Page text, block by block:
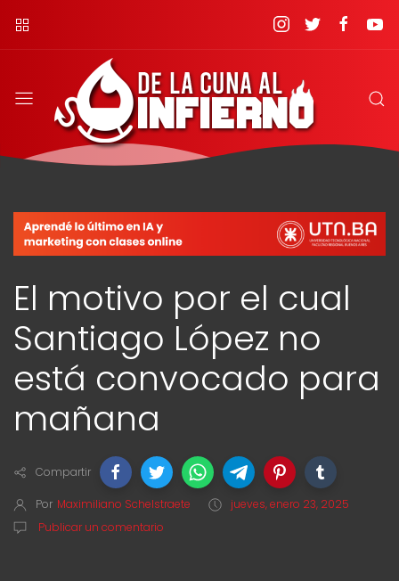
El motivo por el cual
Santiago López no
está convocado para
mañana
Compartir
Por Maximiliano Schelstraete
jueves, enero 23, 2025
Publicar un comentario